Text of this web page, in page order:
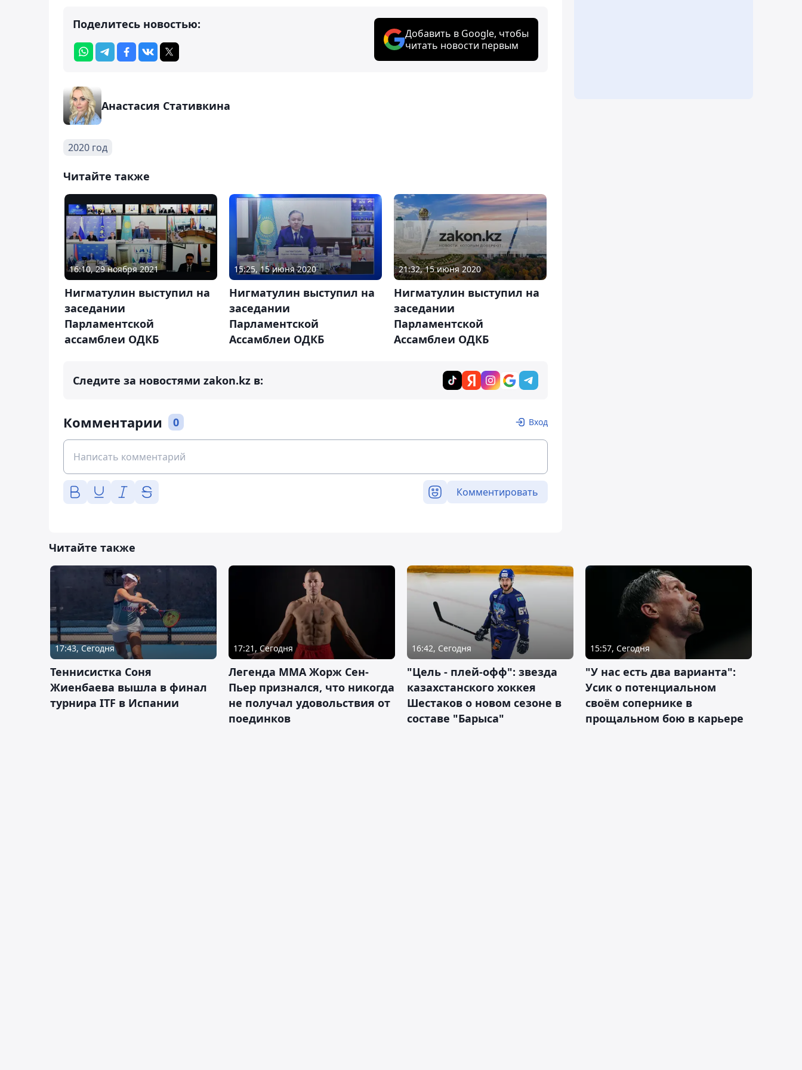
Поделитесь новостью:
Добавить в Google, чтобы
читать новости первым
Анастасия Стативкина
2020 год
Читайте также
16:10, 29 ноября 2021
Нигматулин выступил на
заседании
Парламентской
ассамблеи ОДКБ
15:25, 15 июня 2020
Нигматулин выступил на
заседании
Парламентской
Ассамблеи ОДКБ
21:32, 15 июня 2020
Нигматулин выступил на
заседании
Парламентской
Ассамблеи ОДКБ
Следите за новостями zakon.kz в:
Комментарии 0 Вход
Комментировать
Читайте также
17:43, Сегодня
Теннисистка Соня
Жиенбаева вышла в финал
турнира ITF в Испании
17:21, Сегодня
Легенда ММА Жорж Сен-
Пьер признался, что никогда
не получал удовольствия от
поединков
16:42, Сегодня
"Цель - плей-офф": звезда
казахстанского хоккея
Шестаков о новом сезоне в
составе "Барыса"
15:57, Сегодня
"У нас есть два варианта":
Усик о потенциальном
своём сопернике в
прощальном бою в карьере